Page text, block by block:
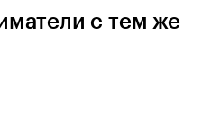
с тем же